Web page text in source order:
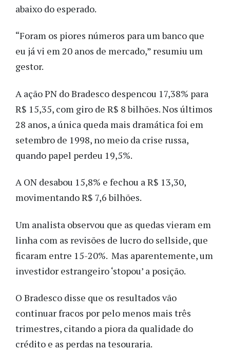
abaixo do esperado.
“Foram os piores números para um banco que
eu já vi em 20 anos de mercado,” resumiu um
gestor.
A ação PN do Bradesco despencou 17,38% para
R$ 15,35, com giro de R$ 8 bilhões. Nos últimos
28 anos, a única queda mais dramática foi em
setembro de 1998, no meio da crise russa,
quando papel perdeu 19,5%.
A ON desabou 15,8% e fechou a R$ 13,30,
movimentando R$ 7,6 bilhões.
Um analista observou que as quedas vieram em
linha com as revisões de lucro do sellside, que
ficaram entre 15-20%. Mas aparentemente, um
investidor estrangeiro ‘stopou’ a posição.
O Bradesco disse que os resultados vão
continuar fracos por pelo menos mais três
trimestres, citando a piora da qualidade do
crédito e as perdas na tesouraria.